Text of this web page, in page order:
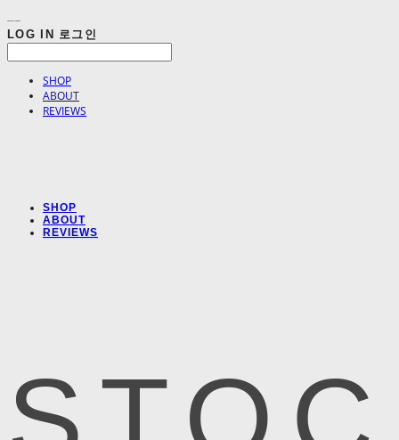
LOG IN 로그인
SHOP
ABOUT
REVIEWS
SHOP
ABOUT
REVIEWS